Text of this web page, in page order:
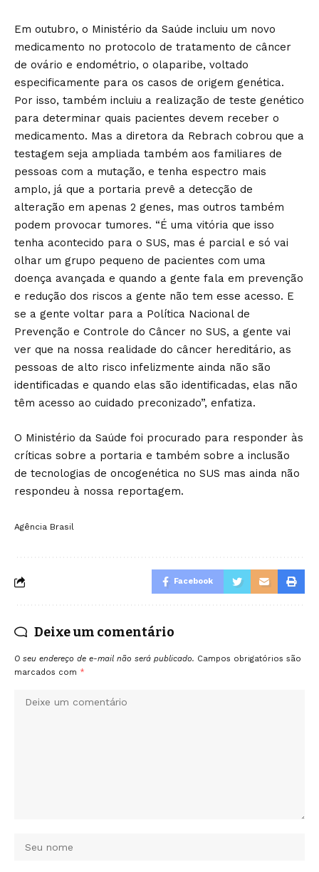
Em outubro, o Ministério da Saúde incluiu um novo
medicamento no protocolo de tratamento de câncer
de ovário e endométrio, o olaparibe, voltado
especificamente para os casos de origem genética.
Por isso, também incluiu a realização de teste genético
para determinar quais pacientes devem receber o
medicamento. Mas a diretora da Rebrach cobrou que a
testagem seja ampliada também aos familiares de
pessoas com a mutação, e tenha espectro mais
amplo, já que a portaria prevê a detecção de
alteração em apenas 2 genes, mas outros também
podem provocar tumores. “É uma vitória que isso
tenha acontecido para o SUS, mas é parcial e só vai
olhar um grupo pequeno de pacientes com uma
doença avançada e quando a gente fala em prevenção
e redução dos riscos a gente não tem esse acesso. E
se a gente voltar para a Política Nacional de
Prevenção e Controle do Câncer no SUS, a gente vai
ver que na nossa realidade do câncer hereditário, as
pessoas de alto risco infelizmente ainda não são
identificadas e quando elas são identificadas, elas não
têm acesso ao cuidado preconizado”, enfatiza.
O Ministério da Saúde foi procurado para responder às
críticas sobre a portaria e também sobre a inclusão
de tecnologias de oncogenética no SUS mas ainda não
respondeu à nossa reportagem.
Agência Brasil
Facebook
Deixe um comentário
O seu endereço de e-mail não será publicado. Campos obrigatórios são
marcados com *